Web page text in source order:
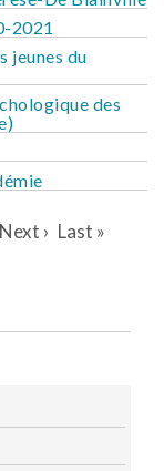
2021
jeunes du
des
Next › Last »